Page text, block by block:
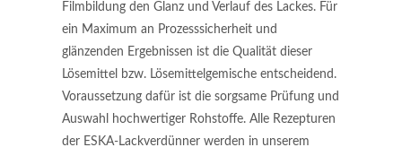
Filmbildung den Glanz und Verlauf des Lackes. Für
ein Maximum an Prozesssicherheit und
glänzenden Ergebnissen ist die Qualität dieser
Lösemittel bzw. Lösemittelgemische entscheidend.
Voraussetzung dafür ist die sorgsame Prüfung und
Auswahl hochwertiger Rohstoffe. Alle Rezepturen
der ESKA-Lackverdünner werden in unserem